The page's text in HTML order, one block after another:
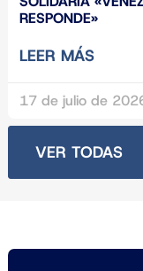
RESPONDE»
LEER MÁS
17 de julio de
VER TODAS